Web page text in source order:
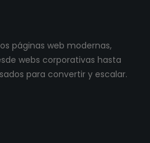
páginas web modernas,
webs corporativas hasta
para convertir y escalar.